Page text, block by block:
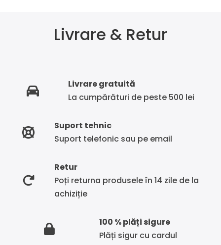
Livrare & Retur
Livrare gratuită
La cumpărături de peste 500 lei
Suport tehnic
Suport telefonic sau pe email
Retur
Poți returna produsele în 14 zile de la
achiziție
100 % plăți sigure
Plăți sigur cu cardul